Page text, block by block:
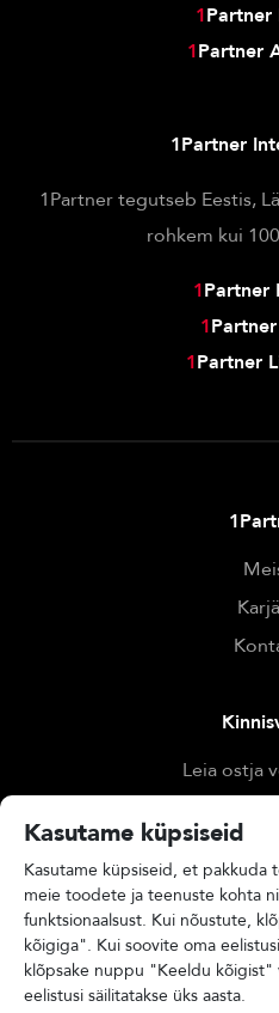
1Partner
1Partner
1Partner
1Partner tegutseb Eestis,
rohkem kui
1Partner
1
1Partner
Leia ostja
Hinda
Kasutame küpsiseid
Kasutame küpsiseid, et pakkuda
meie toodete ja teenuste kohta
funktsionaalsust. Kui nõustute,
kõigiga". Kui soovite oma
klõpsake nuppu "Keeldu kõigist"
eelistusi säilitatakse üks aasta.